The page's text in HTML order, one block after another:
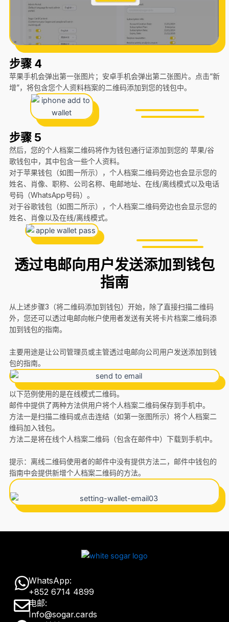
步骤 4
苹果手机会弹出第一张图片；安卓手机会弹出第二张图片。点击“新
增”，将包含您个人资料档案的二维码添加到您的钱包中。
步骤 5
然后，您的个人档案二维码将作为钱包通行证添加到您的 苹果/谷
歌钱包中，其中包含一些个人资料。
对于苹果钱包（如图一所示），个人档案二维码旁边也会显示您的
姓名、肖像、职称、公司名称、电邮地址、在线/离线模式以及电话
号码（WhatsApp号码）。
对于谷歌钱包（如图二所示），个人档案二维码旁边也会显示您的
姓名、肖像以及在线/离线模式。
透过电邮向用户发送添加到钱包
指南
从上述步骤3（将二维码添加到钱包）开始，除了直接扫描二维码
外，您还可以透过电邮向帐户使用者发送有关将卡片档案二维码添
加到钱包的指南。
主要用途是让公司管理员或主管透过电邮向公司用户发送添加到钱
包的指南。
以下范例使用的是在线模式二维码。
邮件中提供了两种方法供用户将个人档案二维码保存到手机中。
方法一是扫描二维码或点击连结（如第一张图所示）将个人档案二
维码加入钱包。
方法二是将在线个人档案二维码（包含在邮件中）下载到手机中。
提示：离线二维码使用者的邮件中没有提供方法二，邮件中钱包的
指南中会提供新增个人档案二维码的方法。
W
h
a
WhatsApp:
+852 6714 4899
E电邮:
Info@sogar.cards